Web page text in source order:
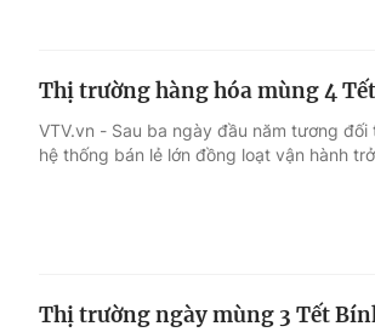
Thị trường hàng hóa mùng 4
VTV.vn - Sau ba ngày đầu năm tương
hệ thống bán lẻ lớn đồng loạt vận hành
Thị trường ngày mùng 3 Tết